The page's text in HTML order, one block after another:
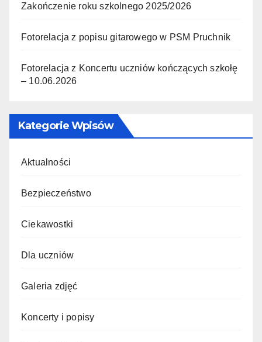
Zakończenie roku szkolnego 2025/2026
Fotorelacja z popisu gitarowego w PSM Pruchnik
Fotorelacja z Koncertu uczniów kończących szkołę
– 10.06.2026
Kategorie Wpisów
Aktualności
Bezpieczeństwo
Ciekawostki
Dla uczniów
Galeria zdjęć
Koncerty i popisy